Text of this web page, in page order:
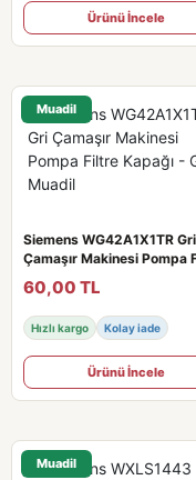
Ürünü İncele
Muadil
Siemens WG42A1X1TR Gri
Çamaşır Makinesi Pompa
60,00 TL
Hızlı kargo Kolay iade
Ürünü İncele
Muadil